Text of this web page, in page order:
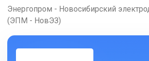
Энергопром - Новосибирский
(ЭПМ - НовЭЗ)